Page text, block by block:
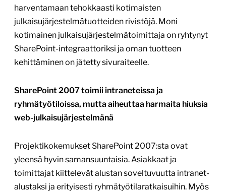
harventamaan tehokkaasti kotimaisten
julkaisujärjestelmätuotteiden rivistöjä. Moni
kotimainen julkaisujärjestelmätoimittaja on ryhtynyt
SharePoint-integraattoriksi ja oman tuotteen
kehittäminen on jätetty sivuraiteelle.
SharePoint 2007 toimii intraneteissa ja
ryhmätyötiloissa, mutta aiheuttaa harmaita hiuksia
web-julkaisujärjestelmänä
Projektikokemukset SharePoint 2007:sta ovat
yleensä hyvin samansuuntaisia. Asiakkaat ja
toimittajat kiittelevät alustan soveltuvuutta intranet-
alustaksi ja erityisesti ryhmätyötilaratkaisuihin. Myös